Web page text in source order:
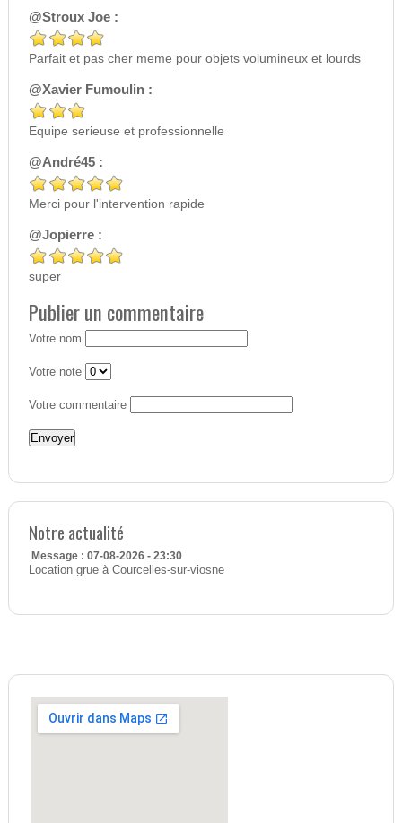
@Stroux Joe :
Parfait et pas cher meme pour objets volumineux et lourds
@Xavier Fumoulin :
Equipe serieuse et professionnelle
@André45 :
Merci pour l'intervention rapide
@Jopierre :
super
Publier un commentaire
Votre nom
Votre note
Votre commentaire
Notre actualité
Message : 07-08-2026 - 23:30
Location grue à Courcelles-sur-viosne